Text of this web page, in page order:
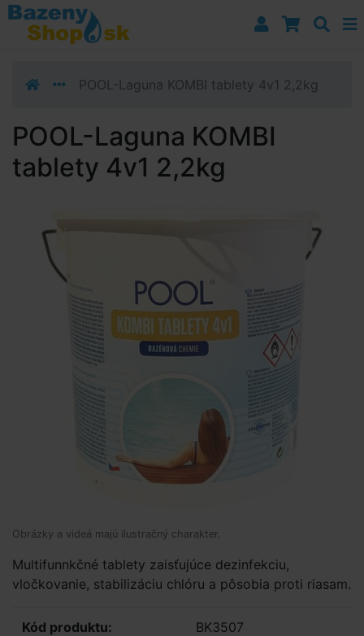
Prejsť k navigácii
Prejsť na obsah
Prejsť k bočnému stĺpci
POOL-Laguna KOMBI tablety 4v1 2,2kg
POOL-Laguna KOMBI
tablety 4v1 2,2kg
Obrázky a videá majú ilustračný charakter.
Multifunnkčné tablety zaisťujúce dezinfekciu,
vločkovanie, stabilizáciu chlóru a pôsobia proti riasam.
Kód produktu: BK3507